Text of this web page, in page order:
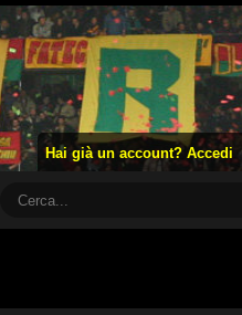
Hai già un account? Accedi